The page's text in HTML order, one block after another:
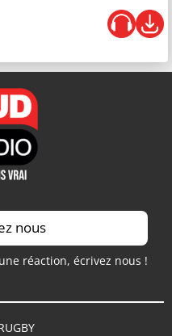
nous
réaction, écrivez nous !